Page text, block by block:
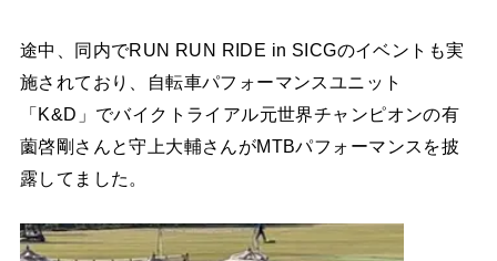
途中、同内でRUN RUN RIDE in SICGのイベントも実
施されており、自転車パフォーマンスユニット
「K&D」でバイクトライアル元世界チャンピオンの有
薗啓剛さんと守上大輔さんがMTBパフォーマンスを披
露してました。